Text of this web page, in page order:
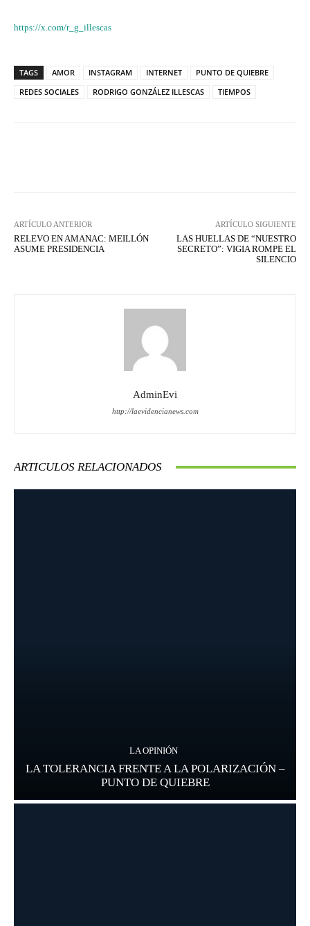
https://x.com/r_g_illescas
TAGS AMOR INSTAGRAM INTERNET
PUNTO DE QUIEBRE
REDES SOCIALES
RODRIGO GONZÁLEZ ILLESCAS TIEMPOS
ARTÍCULO ANTERIOR
RELEVO EN AMANAC: MEILLÓN
ASUME PRESIDENCIA
ARTÍCULO SIGUIENTE
LAS HUELLAS DE “NUESTRO
SECRETO”: VIGIA ROMPE EL
SILENCIO
AdminEvi
http://laevidencianews.com
ARTICULOS RELACIONADOS
LA OPINIÓN
LA TOLERANCIA FRENTE A LA POLARIZACIÓN –
PUNTO DE QUIEBRE